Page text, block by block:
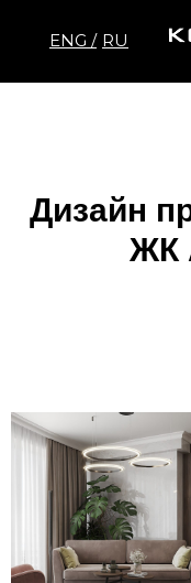
ENG / RU
Дизайн
ЖК